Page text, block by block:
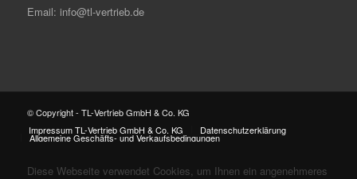
Email: info@tl-vertrieb.de
© Copyright - TL-Vertrieb GmbH & Co. KG
Impressum TL-Vertrieb GmbH & Co. KG
Datenschutzerklärung
Allgemeine Geschäfts- und Verkaufsbedingungen
Diese Webseite verwendet Cookies, um Ihnen ein angenehmeres